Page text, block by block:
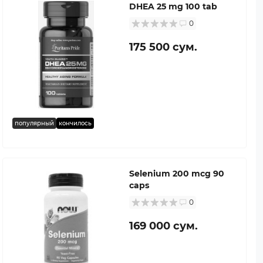
популярный кончилось
DHEA 25 mg 100 tab
0
175 500 сум.
Selenium 200 mcg 90
caps
0
169 000 сум.